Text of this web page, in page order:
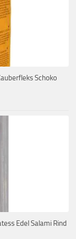
Schoko
Edel Salami Rind